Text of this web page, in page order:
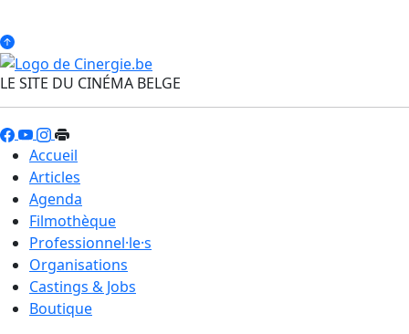
LE SITE DU CINÉMA BELGE
Accueil
Articles
Agenda
Filmothèque
Professionnel·le·s
Organisations
Castings & Jobs
Boutique